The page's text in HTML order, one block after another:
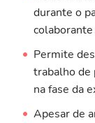
durante o
Permite
trabalho de
na fase da
Apesar de